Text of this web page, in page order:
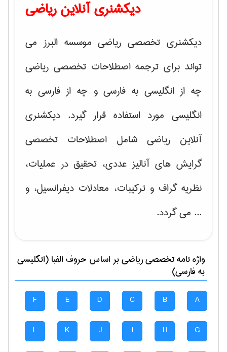
دیکشنری آنلاین ریاضی
دیکشنری تخصصی ریاضی موسسه البرز می
تواند برای ترجمه اصطلاحات تخصصی ریاضی
چه از انگلیسی به فارسی و چه از فارسی به
انگلیسی مورد استفاده قرار گیرد. دیکشنری
آنلاین ریاضی شامل اصطلاحات تخصصی
گرایش های آنالیز عددی، تحقیق در عملیات،
نظریه گراف و تركیبات، معادلات دیفرانسیل، و
... می گردد.
واژه نامه تخصصیرياضیبر اساس حروف الفبا (انگلیسی
به فارسی)
A
B
C
D
E
F
G
H
I
J
K
L